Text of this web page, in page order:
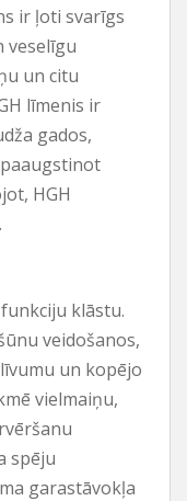
ir ļoti svarīgs
veselīgu
un citu
līmenis ir
gados,
HGH
klāstu.
veidošanos,
un kopējo
vielmaiņu,
spēju
garastāvokļa